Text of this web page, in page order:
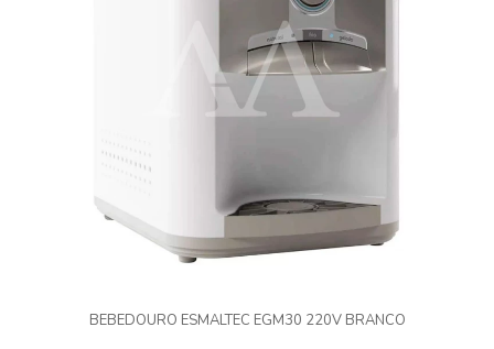
BEBEDOURO ESMALTEC EGM30 220V BRANCO